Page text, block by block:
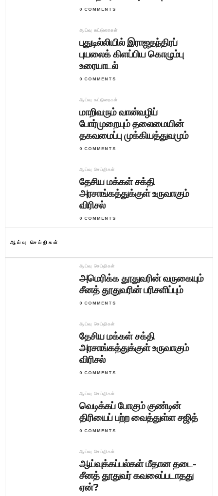
0 COMMENTS
ஆய்வு கட்டுரைகள்
புதுடில்லியில் இராஜதந்திரப்
புயலைக் கிளப்பிய கொழும்பு
உரையாடல்
0 COMMENTS
ஆய்வு கட்டுரைகள்
மாறிவரும் வான்வழிப்
போர்முறையும் தலைமையின்
தகவமைப்பு முக்கியத்துவமும்
0 COMMENTS
ஆய்வு செய்திகள்
தேசிய மக்கள் சக்தி
அரசாங்கத்துக்குள் உருவாகும்
விரிசல்
0 COMMENTS
ஆய்வு செய்திகள்
ஆய்வு செய்திகள்
அமெரிக்க தூதுவரின் வருகையும்
சீனத் தூதுவரின் பரிசளிப்பும்
0 COMMENTS
ஆய்வு செய்திகள்
தேசிய மக்கள் சக்தி
அரசாங்கத்துக்குள் உருவாகும்
விரிசல்
0 COMMENTS
ஆய்வு செய்திகள்
வெடிக்கப் போகும் குண்டின்
திரியைப் பற்ற வைத்துள்ள சஜித்
0 COMMENTS
ஆய்வு செய்திகள்
ஆய்வுக்கப்பல்கள் மீதான தடை-
சீனத் தூதுவர் கவலைப்படாதது
ஏன்?